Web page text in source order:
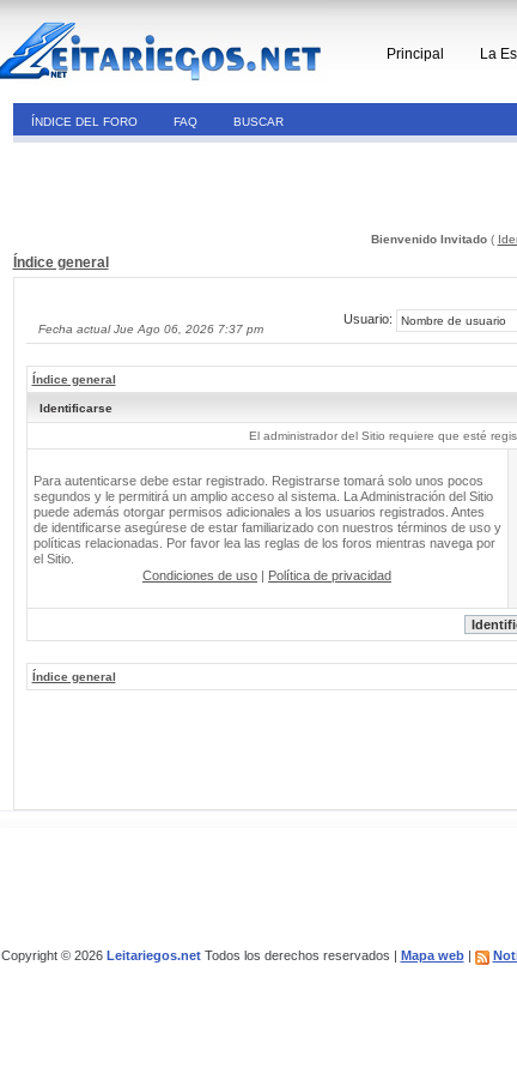
Principal La
ÍNDICE DEL FORO FAQ BUSCAR
Bienvenido Invitado(
Índice general
Fecha actual Jue Ago 06, 2026 7:37 pm
Usuario:
Índice general
Identificarse
El administrador del Sitio requiere que esté
Para autenticarse debe estar registrado. Registrarse tomará solo unos pocos
segundos y le permitirá un amplio acceso al sistema. La Administración del Sitio
puede además otorgar permisos adicionales a los usuarios registrados. Antes
de identificarse asegúrese de estar familiarizado con nuestros términos de uso y
políticas relacionadas. Por favor lea las reglas de los foros mientras navega por
el Sitio.
Condiciones de uso | Política de privacidad
Índice general
Copyright © 2026 Leitariegos.netTodos los derechos reservados | Mapa web|